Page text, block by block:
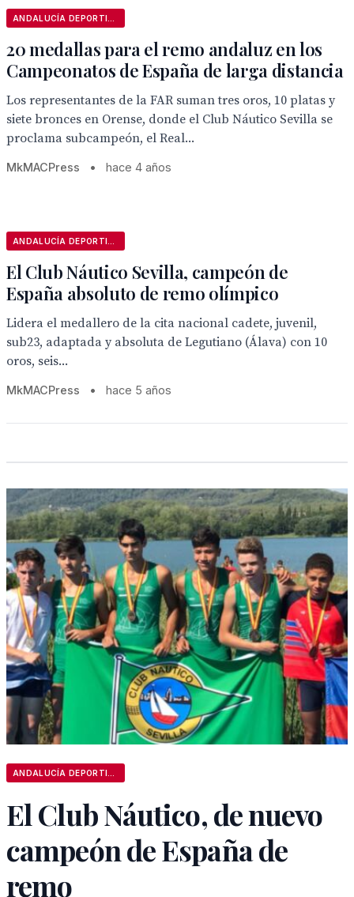
20 medallas para el remo andaluz en los
Campeonatos de España de larga distancia
Los representantes de la FAR suman tres oros, 10 platas y
siete bronces en Orense, donde el Club Náutico Sevilla se
proclama subcampeón, el Real...
MkMACPress • hace 4 años
El Club Náutico Sevilla, campeón de
España absoluto de remo olímpico
Lidera el medallero de la cita nacional cadete, juvenil,
sub23, adaptada y absoluta de Legutiano (Álava) con 10
oros, seis...
MkMACPress • hace 5 años
El Club Náutico, de nuevo
campeón de España de
remo